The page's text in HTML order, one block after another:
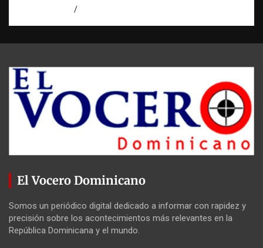
El Vocero Dominicano
Somos un periódico digital dedicado a informar con rapidez y
precisión sobre los acontecimientos más relevantes en la
República Dominicana y el mundo.